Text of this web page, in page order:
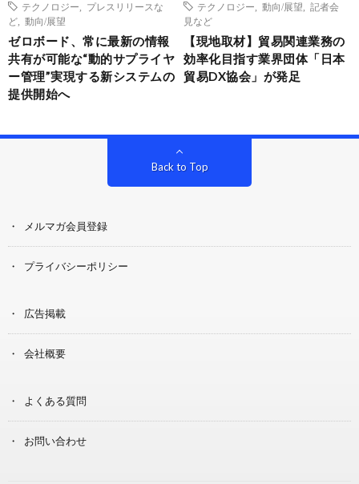
テクノロジー
プレスリリースな
ど
動向/展望
ゼロボード、常に最新の情報
共有が可能な“動的サプライヤ
ー管理”実現する新システムの
提供開始へ
テクノロジー
動向/展望
記者会
見など
【現地取材】貿易関連業務の
効率化目指す業界団体「日本
貿易DX協会」が発足
Back to Top
メルマガ会員登録
プライバシーポリシー
広告掲載
会社概要
よくある質問
お問い合わせ